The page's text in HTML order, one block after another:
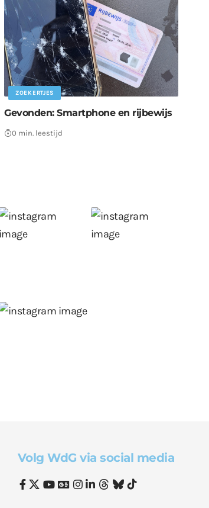
ZOEKERTJES
Gevonden: Smartphone en rijbewijs
0 min. leestijd
Volg WdG via social media